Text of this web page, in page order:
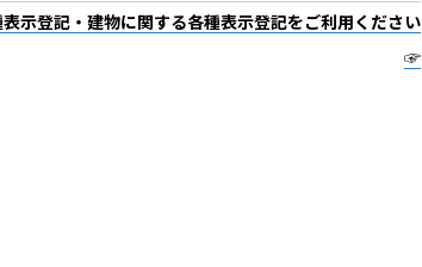
示登記・建物に関する各種表示登記をご利用ください
☞